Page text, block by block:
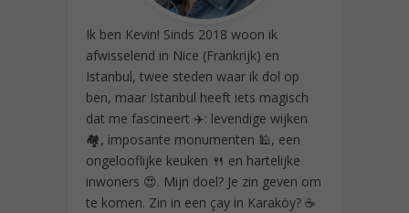
Ik ben Kevin! Sinds 2018 woon ik
afwisselend in Nice (Frankrijk) en
Istanbul, twee steden waar ik dol op
ben, maar Istanbul heeft iets magisch
dat me fascineert ✈️: levendige wijken
🏘️, imposante monumenten 🕌, een
ongelooflijke keuken 🍴 en hartelijke
inwoners 😍. Mijn doel? Je zin geven om
te komen. Zin in een çay in Karaköy? ☕